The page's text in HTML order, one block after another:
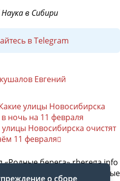
в Сибири
в Telegram
Евгений
улицы Новосибирска
в ночь на 11 февраля
улицы Новосибирска очистят
11 февраля
берега» rberega.info
сетевого издания «Родные
о сборе